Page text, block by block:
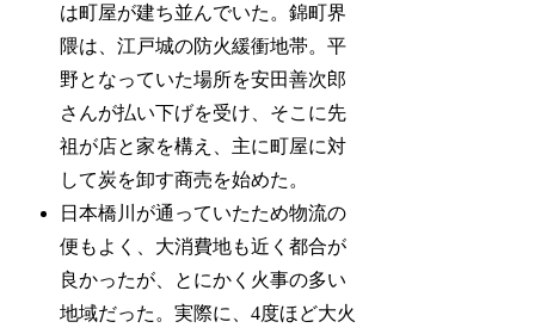
は町屋が建ち並んでいた。錦町界
隈は、江戸城の防火緩衝地帯。平
野となっていた場所を安田善次郎
さんが払い下げを受け、そこに先
祖が店と家を構え、主に町屋に対
して炭を卸す商売を始めた。
日本橋川が通っていたため物流の
便もよく、大消費地も近く都合が
良かったが、とにかく火事の多い
地域だった。実際に、4度ほど大火